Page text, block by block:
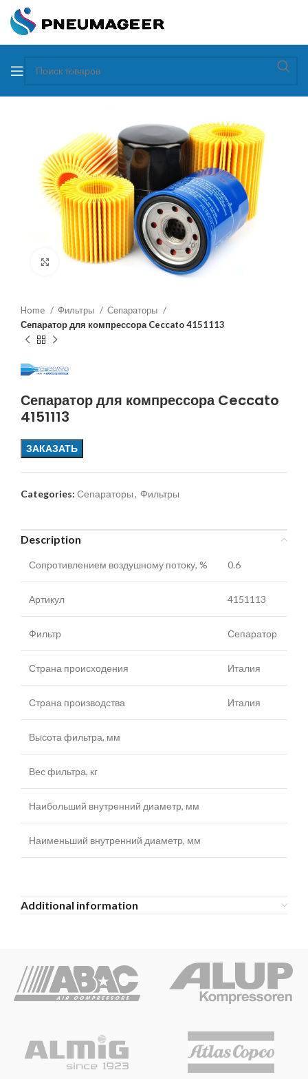
Увеличить
Home Фильтры
Сепараторы
Сепаратор для компрессора Ceccato 4151113
Сепаратор для компрессора Ceccato
4151113
ЗАКАЗАТЬ
Categories: Сепараторы, Фильтры
Description
Сопротивлением воздушному потоку, % 0.6
Артикул 4151113
Фильтр Сепаратор
Страна происходения Италия
Страна производства Италия
Высота фильтра, мм
Вес фильтра, кг
Наибольший внутренний диаметр, мм
Наименьший внутренний диаметр, мм
Additional information